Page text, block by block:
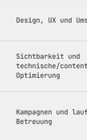
Design, UX und
Sichtbarkeit und
technische/
Optimierung
Kampagnen und
Betreuung